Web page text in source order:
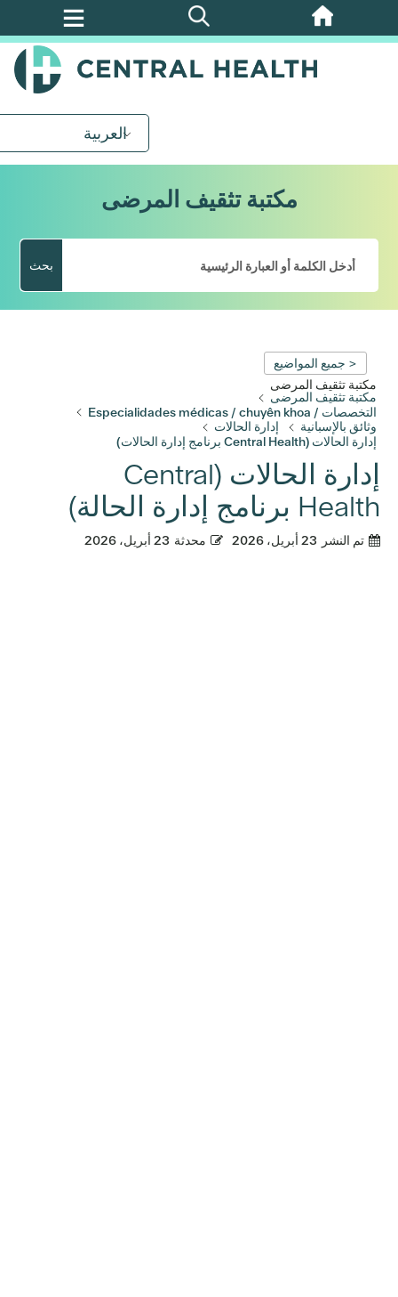
تخطي
العربية
مكتبة تثقيف المرضى
بحث
< جميع المواضيع
مكتبة تثقيف المرضى
مكتبة تثقيف المرضى
التخصصات / Especialidades médicas / chuyên khoa
وثائق بالإسبانية
إدارة الحالات
إدارة الحالات (Central Health برنامج إدارة الحالات)
إدارة الحالات (Central
Health برنامج إدارة الحالة)
تم النشر 23 أبريل، 2026 محدثة 23 أبريل، 2026